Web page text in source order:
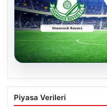
Shamrock Rovers
Karşılaşmasının
Piyasa Verileri